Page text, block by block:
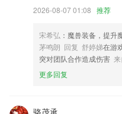
4.所有文字内容搭配原版英语录
5.免费提供模拟考试；
6.【解决学生遇到单个知识点不
得专业的的测评分析报告，让
2026-08-07 01:08 推荐
宋希弘 ：魔兽装备，提升
茅鸣朗 回复 舒婷娣在游
突对团队合作造成伤害 来
更多回复
骆茂承